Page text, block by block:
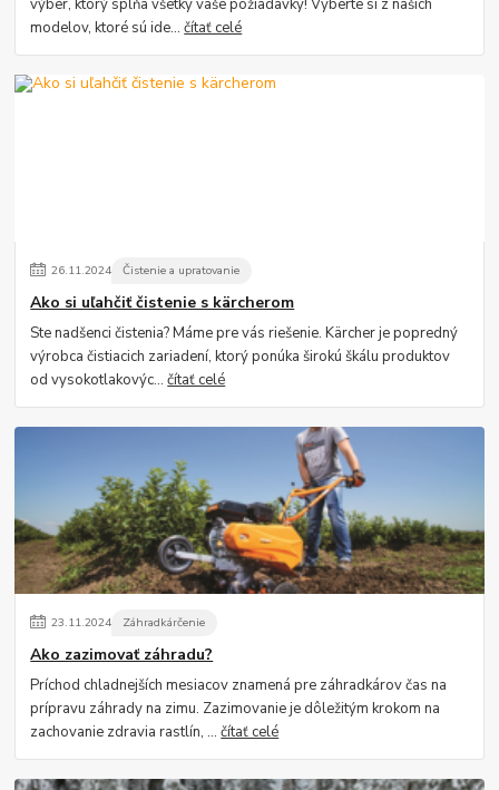
modelov, ktoré sú ide...čítať celé
26.11.2024 Čistenie a upratovanie
Ako si uľahčiť čistenie s kärcherom
Ste nadšenci čistenia? Máme pre vás riešenie. Kärcher je popredný
výrobca čistiacich zariadení, ktorý ponúka širokú škálu produktov
od vysokotlakovýc...čítať celé
23.11.2024 Záhradkárčenie
Ako zazimovať záhradu?
Príchod chladnejších mesiacov znamená pre záhradkárov čas na
prípravu záhrady na zimu. Zazimovanie je dôležitým krokom na
zachovanie zdravia rastlín, ...čítať celé